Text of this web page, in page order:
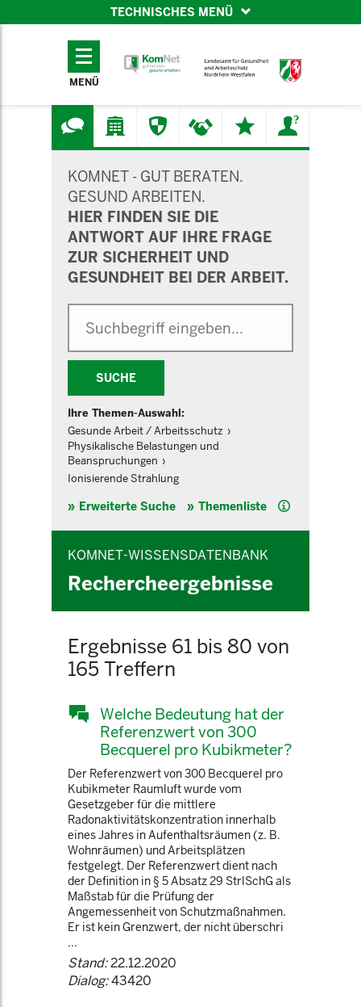
TECHNISCHES MENÜ
TECHNISCHES
MENÜ
KOMNET - GUT BERATEN.
GESUND ARBEITEN.
HIER FINDEN SIE DIE
ANTWORT AUF IHRE FRAGE
ZUR SICHERHEIT UND
GESUNDHEIT BEI DER ARBEIT.
SUCHE
Ihre Themen-Auswahl:
Gesunde Arbeit / Arbeitsschutz
Physikalische Belastungen und
Beanspruchungen
Ionisierende Strahlung
Erweiterte Suche Themenliste Hilfe
KOMNET-WISSENSDATENBANK
Rechercheergebnisse
Ergebnisse 61 bis 80 von
165 Treffern
Welche Bedeutung hat der
Referenzwert von 300
Becquerel pro Kubikmeter?
Der Referenzwert von 300 Becquerel pro
Kubikmeter Raumluft wurde vom
Gesetzgeber für die mittlere
Radonaktivitätskonzentration innerhalb
eines Jahres in Aufenthaltsräumen (z. B.
Wohnräumen) und Arbeitsplätzen
festgelegt. Der Referenzwert dient nach
der Definition in § 5 Absatz 29 StrlSchG als
Maßstab für die Prüfung der
Angemessenheit von Schutzmaßnahmen.
Er ist kein Grenzwert, der nicht überschri
...
Stand:22.12.2020
Dialog:43420